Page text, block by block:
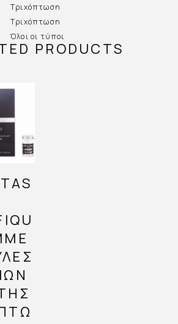
Τριχόπτωση
Τριχόπτωση
Όλοι οι τύποι
PRODUCTS